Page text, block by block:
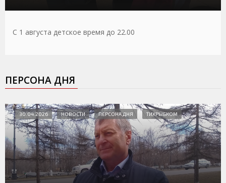
С 1 августа детское время до 22.00
ПЕРСОНА ДНЯ
30.04.2026 НОВОСТИ ПЕРСОНА ДНЯ ТИХРЫБКОМ